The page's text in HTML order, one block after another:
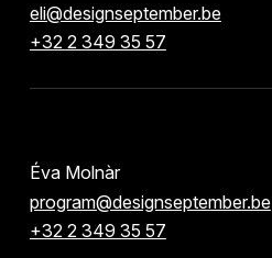
eli@designseptember.be
+32 2 349 35 57
Éva Molnàr
program@designseptember.be
+32 2 349 35 57